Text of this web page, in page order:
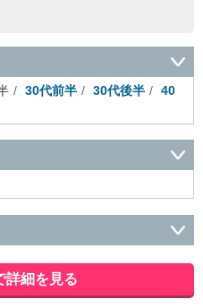
30代前半 30代後半
40
接客・小売・流通・外食・食
テイメント・ゲーム関連 美
詳細を見る